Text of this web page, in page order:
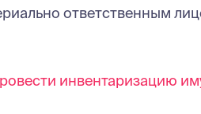
ответственным
инвентаризацию